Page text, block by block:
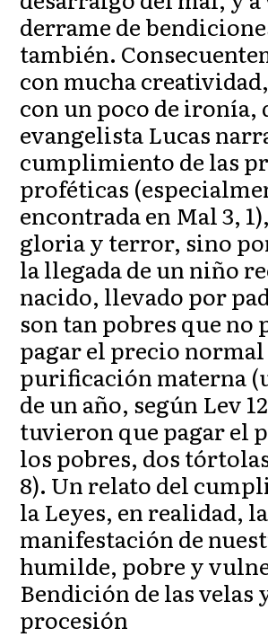
derrame de
también.
con mucha
con un poco de ironía,
evangelista Lucas
cumplimiento de las
proféticas
encontrada en Mal 3,
gloria y terror, sino
la llegada de un niño
nacido, llevado por
son tan pobres que no
pagar el precio normal
purificación materna
de un año, según Lev
tuvieron que pagar el
los pobres, dos
8). Un relato del
la Leyes, en realidad, la
manifestación de
humilde, pobre y
Bendición de las velas
procesión